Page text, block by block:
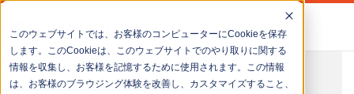
このウェブサイトでは、お客様のコンピューターにCookieを保存
します。このCookieは、このウェブサイトでのやり取りに関する
情報を収集し、お客様を記憶するために使用されます。この情報
は、お客様のブラウジング体験を改善し、カスタマイズすること、
会社概要